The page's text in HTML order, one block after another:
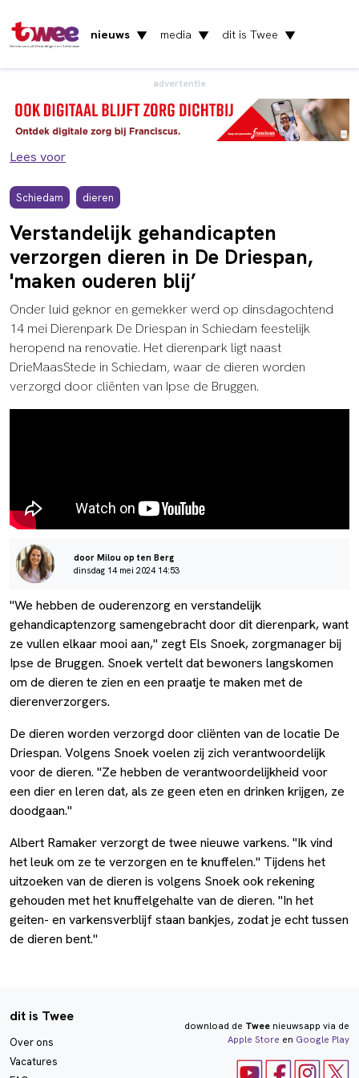
Het nieuws uit Vlaardingen en Schiedam
nieuws ▼ media ▼ dit is Twee ▼
advertentie
Lees voor
Schiedam dieren
Verstandelijk gehandicapten
verzorgen dieren in De Driespan,
'maken ouderen blij’
Onder luid geknor en gemekker werd op dinsdagochtend
14 mei Dierenpark De Driespan in Schiedam feestelijk
heropend na renovatie. Het dierenpark ligt naast
DrieMaasStede in Schiedam, waar de dieren worden
verzorgd door cliënten van Ipse de Bruggen.
door Milou op ten Berg
dinsdag 14 mei 2024 14:53
"We hebben de ouderenzorg en verstandelijk
gehandicaptenzorg samengebracht door dit dierenpark, want
ze vullen elkaar mooi aan," zegt Els Snoek, zorgmanager bij
Ipse de Bruggen. Snoek vertelt dat bewoners langskomen
om de dieren te zien en een praatje te maken met de
dierenverzorgers.
De dieren worden verzorgd door cliënten van de locatie De
Driespan. Volgens Snoek voelen zij zich verantwoordelijk
voor de dieren. "Ze hebben de verantwoordelijkheid voor
een dier en leren dat, als ze geen eten en drinken krijgen, ze
doodgaan."
Albert Ramaker verzorgt de twee nieuwe varkens. "Ik vind
het leuk om ze te verzorgen en te knuffelen." Tijdens het
uitzoeken van de dieren is volgens Snoek ook rekening
gehouden met het knuffelgehalte van de dieren. "In het
geiten- en varkensverblijf staan bankjes, zodat je echt tussen
de dieren bent."
dit is Twee
Over ons
Vacatures
download de Tweenieuwsapp via de
Apple Store en Google Play